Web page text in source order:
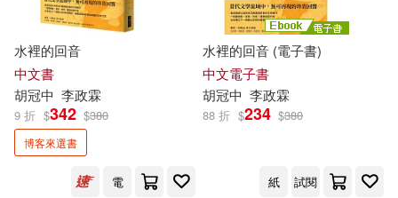
水裡的回音
中文書
胡冠中 李政霖
9 折 $342 $380
博客來選書
電
水裡的回音 (電子書)
中文電子書
胡冠中 李政霖
88 折 $234 $380
紙 試閱